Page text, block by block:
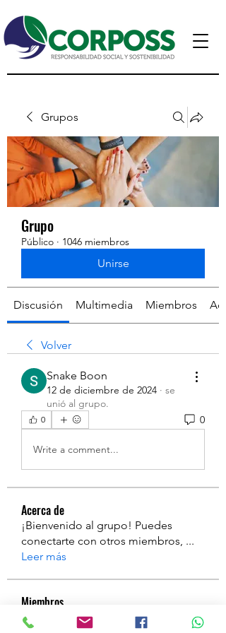
Grupos
Grupo
Público · 1046 miembros
Unirse
Discusión Multimedia Miembros
Volver
Snake Boon
12 de diciembre de 2024 · se
unió al grupo.
0 0
Write a comment...
Acerca de
¡Bienvenido al grupo! Puedes
conectarte con otros miembros, ...
Leer más
Miembros
a Seguir